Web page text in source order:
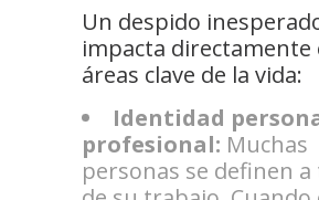
Un despido
impacta directamente
áreas clave de la vida:
Identidad
profesional: Muchas
personas se definen a